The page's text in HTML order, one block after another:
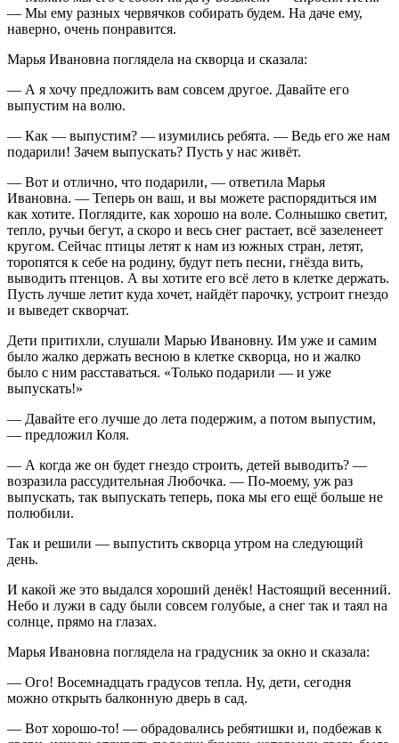
— Мы ему разных червячков собирать будем. На даче ему,
наверно, очень понравится.
Марья Ивановна поглядела на скворца и сказала:
— А я хочу предложить вам совсем другое. Давайте его
выпустим на волю.
— Как — выпустим? — изумились ребята. — Ведь его же нам
подарили! Зачем выпускать? Пусть у нас живёт.
— Вот и отлично, что подарили, — ответила Марья
Ивановна. — Теперь он ваш, и вы можете распорядиться им
как хотите. Поглядите, как хорошо на воле. Солнышко светит,
тепло, ручьи бегут, а скоро и весь снег растает, всё зазеленеет
кругом. Сейчас птицы летят к нам из южных стран, летят,
торопятся к себе на родину, будут петь песни, гнёзда вить,
выводить птенцов. А вы хотите его всё лето в клетке держать.
Пусть лучше летит куда хочет, найдёт парочку, устроит гнездо
и выведет скворчат.
Дети притихли, слушали Марью Ивановну. Им уже и самим
было жалко держать весною в клетке скворца, но и жалко
было с ним расставаться. «Только подарили — и уже
выпускать!»
— Давайте его лучше до лета подержим, а потом выпустим,
— предложил Коля.
— А когда же он будет гнездо строить, детей выводить? —
возразила рассудительная Любочка. — По-моему, уж раз
выпускать, так выпускать теперь, пока мы его ещё больше не
полюбили.
Так и решили — выпустить скворца утром на следующий
день.
И какой же это выдался хороший денёк! Настоящий весенний.
Небо и лужи в саду были совсем голубые, а снег так и таял на
солнце, прямо на глазах.
Марья Ивановна поглядела на градусник за окно и сказала:
— Ого! Восемнадцать градусов тепла. Ну, дети, сегодня
можно открыть балконную дверь в сад.
— Вот хорошо-то! — обрадовались ребятишки и, подбежав к